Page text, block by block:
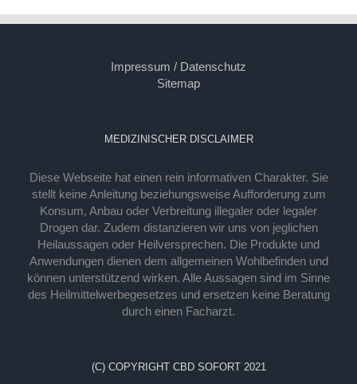
Impressum / Datenschutz
Sitemap
MEDIZINISCHER DISCLAIMER
Diese Webseite hat einen rein informativen Charakter. Sie
stellt keine Anleitung beziehungsweise Aufforderung zum
Konsum, Anbau oder Verbreitung illegaler oder legaler
Drogen dar. Zudem distanzieren wir uns von jeglichen
Heilaussagen oder Heilversprechen. Die Produkte und
Anwendungen dienen dem allgemeinen Wohlbefinden und
können unterstützend wirken. Alle Aussagen sind im Sinne
des Heilmittelwerbegesetzes und ersetzen keine Beratung
durch einen Facharzt.
(C) COPYRIGHT CBD SOFORT 2021